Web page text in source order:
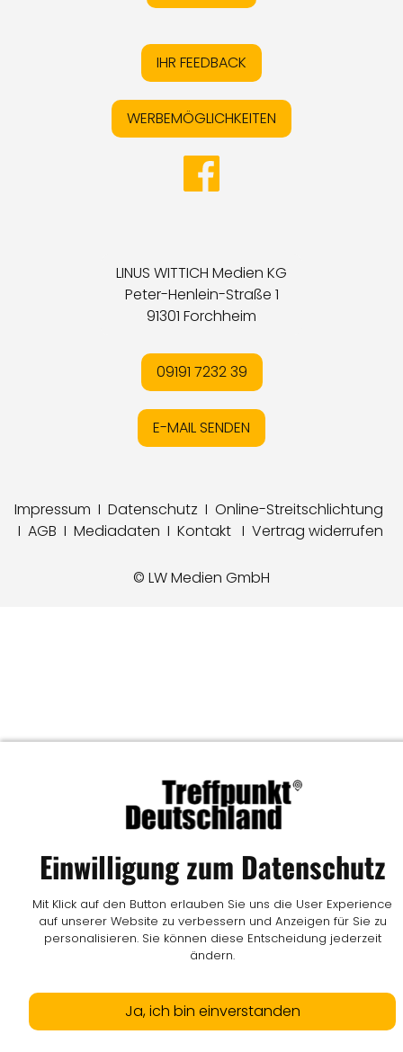
IHR FEEDBACK
WERBEMÖGLICHKEITEN
LINUS WITTICH Medien KG
Peter-Henlein-Straße 1
91301 Forchheim
09191 7232 39
E-MAIL SENDEN
Impressum I Datenschutz I Online-Streitschlichtung
I AGB I Mediadaten I Kontakt I Vertrag widerrufen
© LW Medien GmbH
Einwilligung zum Datenschutz
Mit Klick auf den Button erlauben Sie uns die User Experience
auf unserer Website zu verbessern und Anzeigen für Sie zu
personalisieren. Sie können diese Entscheidung jederzeit
ändern.
Ja, ich bin einverstanden